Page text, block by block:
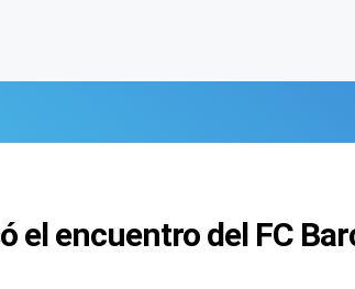
el encuentro del FC